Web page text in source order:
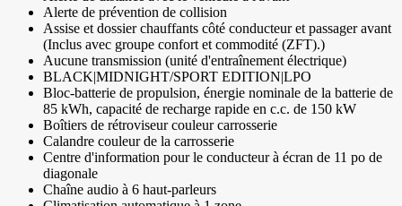
Alerte de prévention de collision
Assise et dossier chauffants côté conducteur et passager avant
(Inclus avec groupe confort et commodité (ZFT).)
Aucune transmission (unité d'entraînement électrique)
BLACK|MIDNIGHT/SPORT EDITION|LPO
Bloc-batterie de propulsion, énergie nominale de la batterie de
85 kWh, capacité de recharge rapide en c.c. de 150 kW
Boîtiers de rétroviseur couleur carrosserie
Calandre couleur de la carrosserie
Centre d'information pour le conducteur à écran de 11 po de
diagonale
Chaîne audio à 6 haut-parleurs